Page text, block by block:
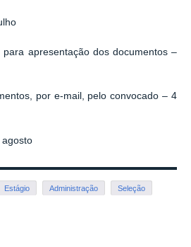
apresentação dos documentos –
por e-mail, pelo convocado – 4
Estágio Administração Seleção